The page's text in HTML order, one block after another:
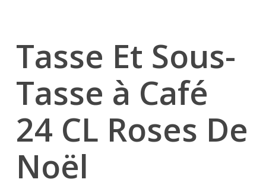
Tasse Et Sous-
Tasse à Café
24 CL Roses De
Noël